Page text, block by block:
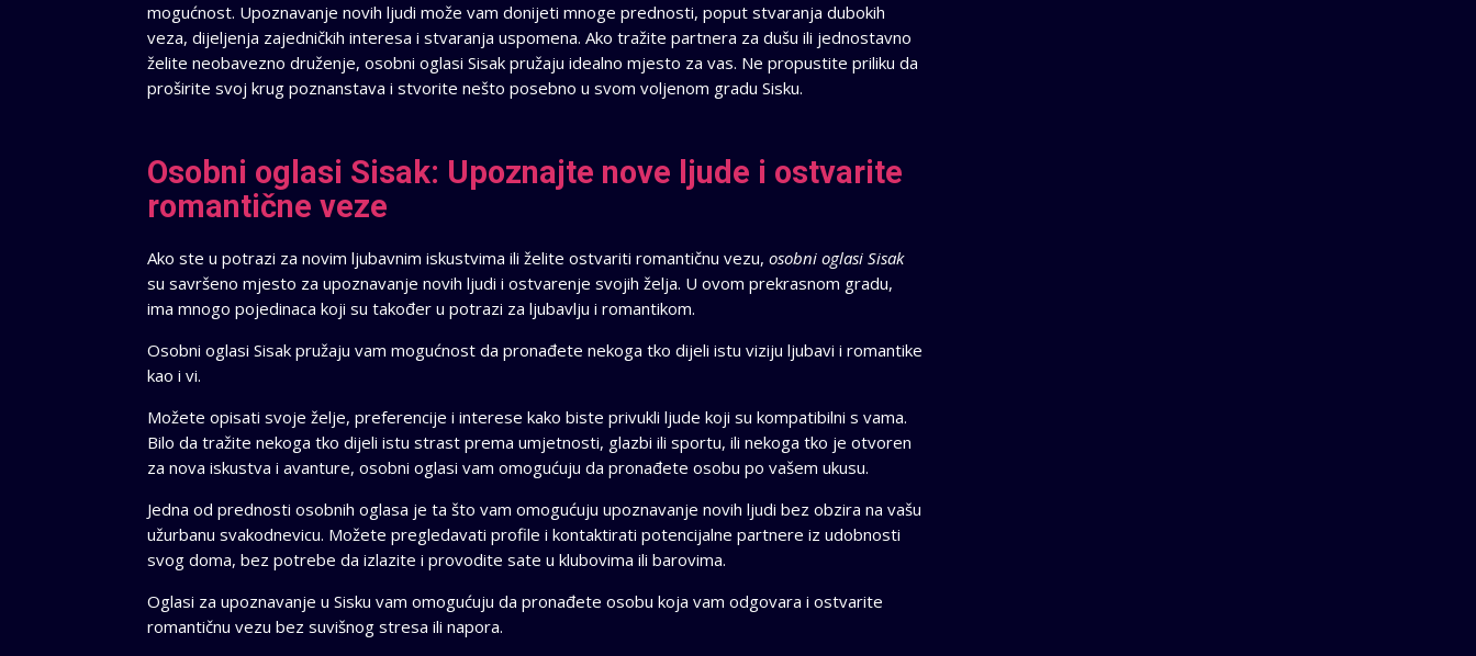
mogućnost. Upoznavanje novih ljudi može vam donijeti mnoge prednosti, poput stvaranja dubokih
veza, dijeljenja zajedničkih interesa i stvaranja uspomena. Ako tražite partnera za dušu ili jednostavno
želite neobavezno druženje, osobni oglasi Sisak pružaju idealno mjesto za vas. Ne propustite priliku da
proširite svoj krug poznanstava i stvorite nešto posebno u svom voljenom gradu Sisku.
Osobni oglasi Sisak: Upoznajte nove ljude i ostvarite
romantične veze
Ako ste u potrazi za novim ljubavnim iskustvima ili želite ostvariti romantičnu vezu,osobni oglasi Sisak
su savršeno mjesto za upoznavanje novih ljudi i ostvarenje svojih želja. U ovom prekrasnom gradu,
ima mnogo pojedinaca koji su također u potrazi za ljubavlju i romantikom.
Osobni oglasi Sisak pružaju vam mogućnost da pronađete nekoga tko dijeli istu viziju ljubavi i romantike
kao i vi.
Možete opisati svoje želje, preferencije i interese kako biste privukli ljude koji su kompatibilni s vama.
Bilo da tražite nekoga tko dijeli istu strast prema umjetnosti, glazbi ili sportu, ili nekoga tko je otvoren
za nova iskustva i avanture, osobni oglasi vam omogućuju da pronađete osobu po vašem ukusu.
Jedna od prednosti osobnih oglasa je ta što vam omogućuju upoznavanje novih ljudi bez obzira na vašu
užurbanu svakodnevicu. Možete pregledavati profile i kontaktirati potencijalne partnere iz udobnosti
svog doma, bez potrebe da izlazite i provodite sate u klubovima ili barovima.
Oglasi za upoznavanje u Sisku vam omogućuju da pronađete osobu koja vam odgovara i ostvarite
romantičnu vezu bez suvišnog stresa ili napora.